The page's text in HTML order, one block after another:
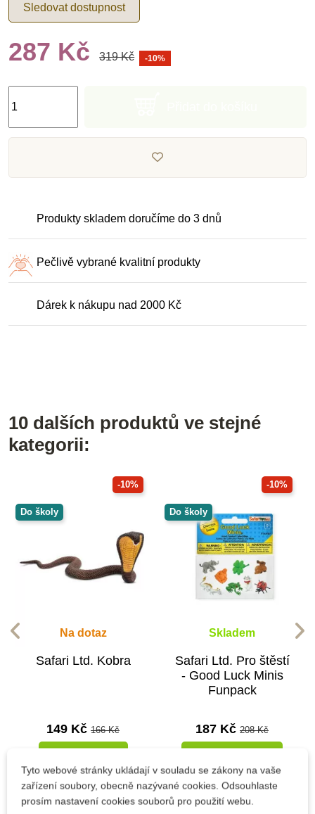
Sledovat dostupnost
287 Kč 319 Kč -10%
Produkty skladem doručíme do 3 dnů
Pečlivě vybrané kvalitní produkty
Dárek k nákupu nad 2000 Kč
10 dalších produktů ve stejné
kategorii:
-10%
Do školy
Na dotaz
Safari Ltd. Kobra
149 Kč 166 Kč
-10%
Do školy
Skladem
Safari Ltd. Pro štěstí
- Good Luck Minis
Funpack
187 Kč 208 Kč
Tyto webové stránky ukládají v souladu se zákony na vaše
zařízení soubory, obecně nazývané cookies. Odsouhlaste
prosím nastavení cookies souborů pro použití webu.